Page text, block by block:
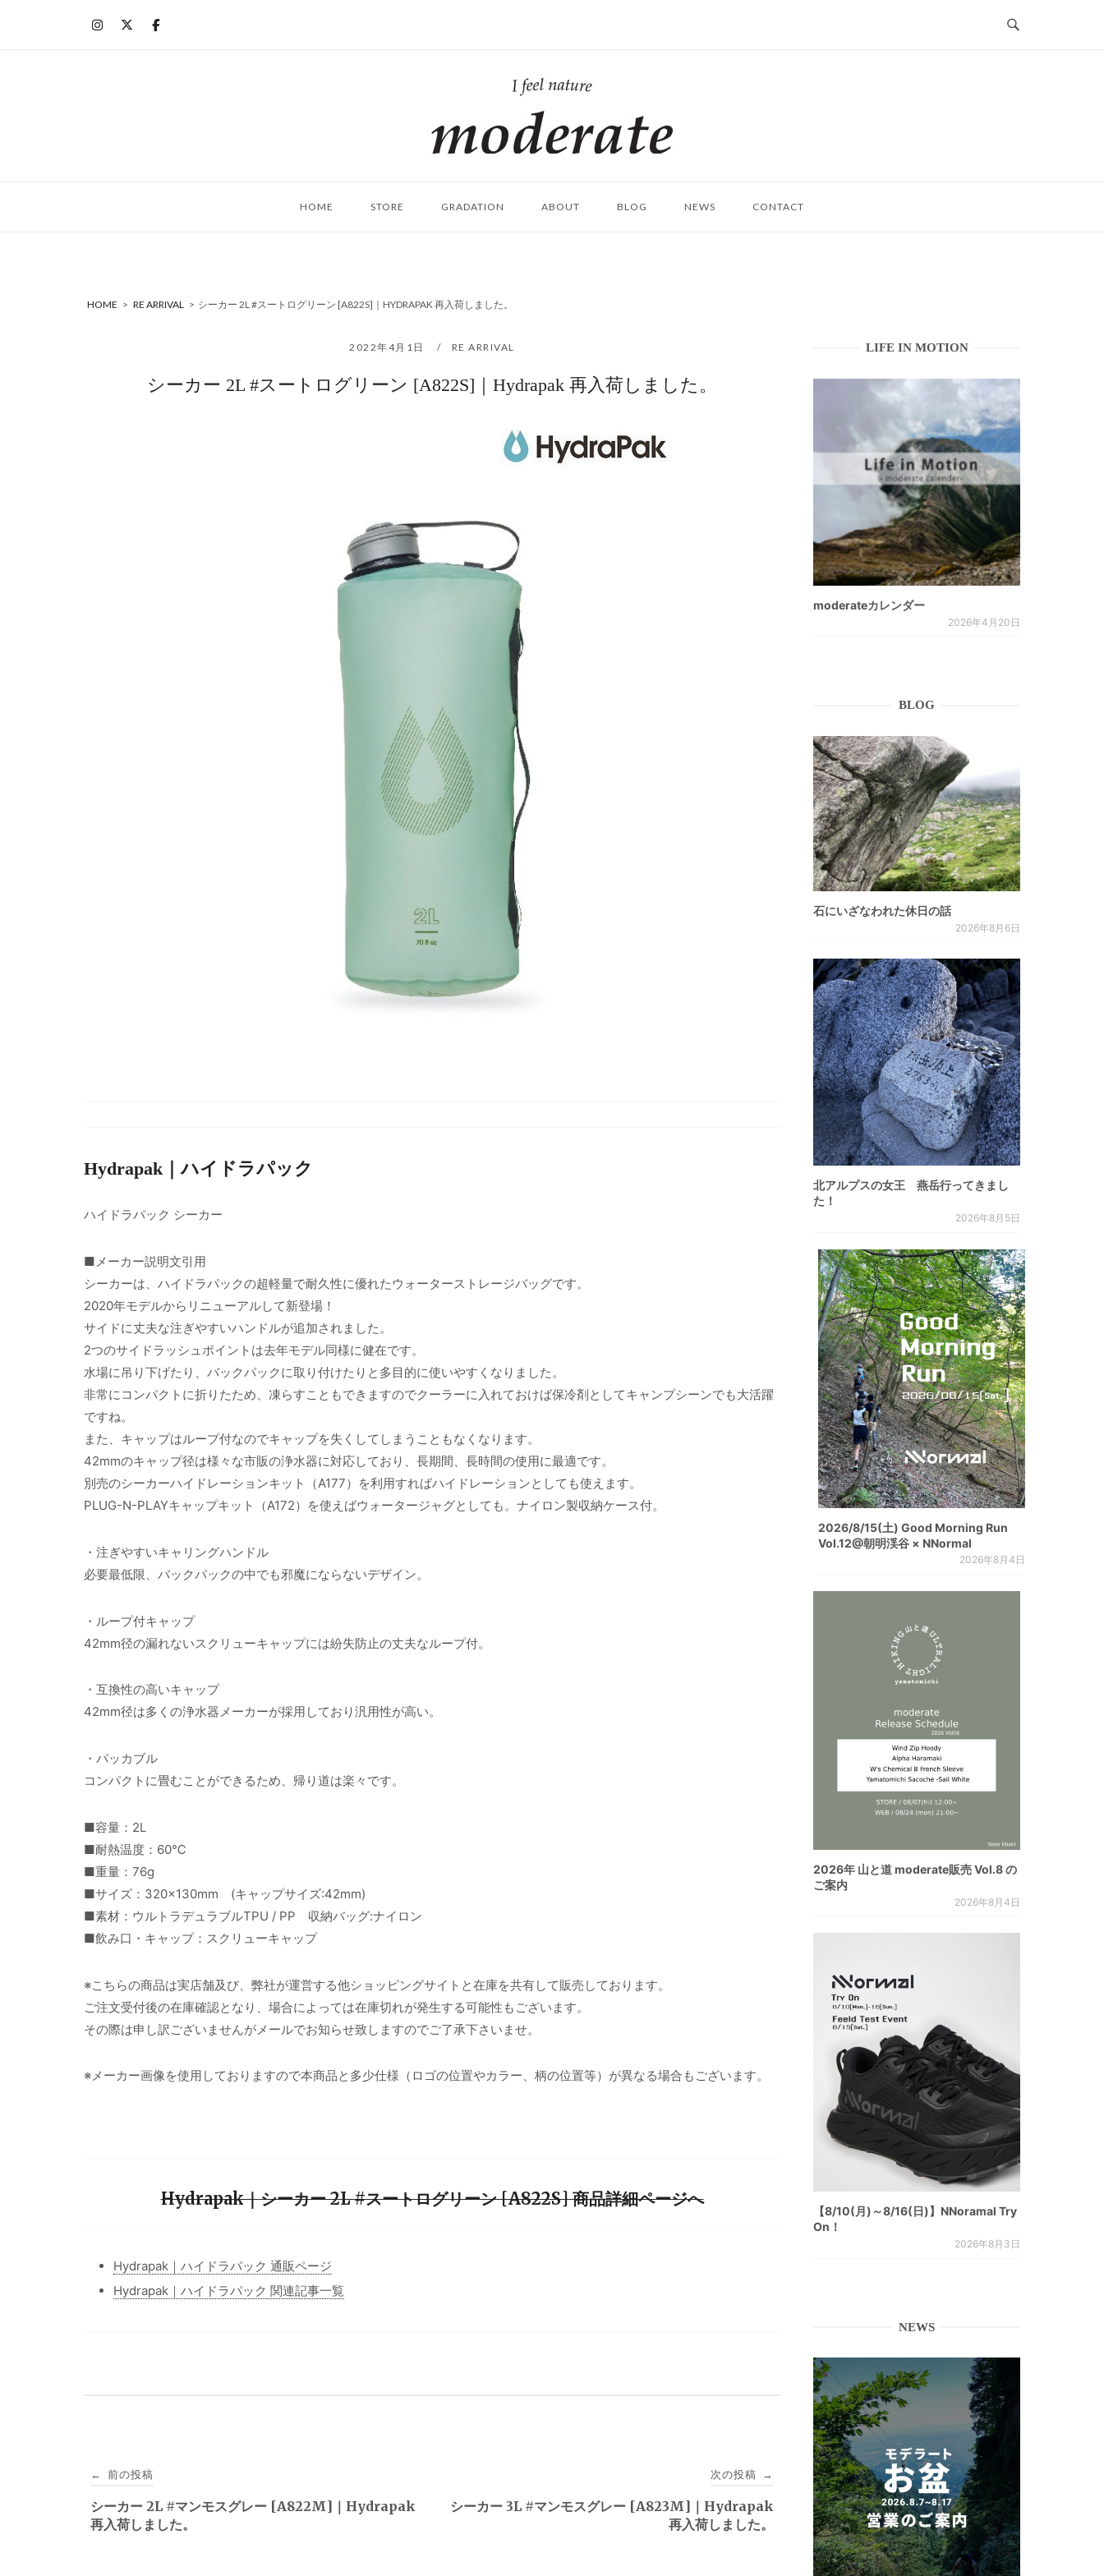
ム
HOME STORE GRADATION ABOUT BLOG NEWS CONTACT
HOME > RE ARRIVAL > シーカー 2L #スートログリーン [A822S]｜HYDRAPAK 再入荷しました。
2022年4月1日 RE ARRIVAL
シーカー 2L #スートログリーン [A822S]｜Hydrapak 再入荷しました。
Hydrapak｜ハイドラパック
ハイドラパック シーカー
■メーカー説明文引用
シーカーは、ハイドラパックの超軽量で耐久性に優れたウォーターストレージバッグです。
2020年モデルからリニューアルして新登場！
サイドに丈夫な注ぎやすいハンドルが追加されました。
2つのサイドラッシュポイントは去年モデル同様に健在です。
水場に吊り下げたり、バックパックに取り付けたりと多目的に使いやすくなりました。
非常にコンパクトに折りたため、凍らすこともできますのでクーラーに入れておけば保冷剤としてキャンプシーンでも大活躍
ですね。
また、キャップはループ付なのでキャップを失くしてしまうこともなくなります。
42mmのキャップ径は様々な市販の浄水器に対応しており、長期間、長時間の使用に最適です。
別売のシーカーハイドレーションキット（A177）を利用すればハイドレーションとしても使えます。
PLUG-N-PLAYキャップキット（A172）を使えばウォータージャグとしても。ナイロン製収納ケース付。
・注ぎやすいキャリングハンドル
必要最低限、バックパックの中でも邪魔にならないデザイン。
・ループ付キャップ
42mm径の漏れないスクリューキャップには紛失防止の丈夫なループ付。
・互換性の高いキャップ
42mm径は多くの浄水器メーカーが採用しており汎用性が高い。
・パッカブル
コンパクトに畳むことができるため、帰り道は楽々です。
■容量：2L
■耐熱温度：60℃
■重量：76g
■サイズ：320×130mm (キャップサイズ:42mm)
■素材：ウルトラデュラブルTPU / PP 収納バッグ:ナイロン
■飲み口・キャップ：スクリューキャップ
※こちらの商品は実店舗及び、弊社が運営する他ショッピングサイトと在庫を共有して販売しております。
ご注文受付後の在庫確認となり、場合によっては在庫切れが発生する可能性もございます。
その際は申し訳ございませんがメールでお知らせ致しますのでご了承下さいませ。
※メーカー画像を使用しておりますので本商品と多少仕様（ロゴの位置やカラー、柄の位置等）が異なる場合もございます。
Hydrapak｜シーカー 2L #スートログリーン [A822S] 商品詳細ページへ
Hydrapak｜ハイドラパック 通販ページ
Hydrapak｜ハイドラパック 関連記事一覧
稿
ナ
← 前の投稿
シーカー 2L #マンモスグレー [A822M]｜Hydrapak
再入荷しました。
次の投稿 →
シーカー 3L #マンモスグレー [A823M]｜Hydrapak
再入荷しました。
LIFE IN MOTION
moderateカレンダー
2026年4月20日
BLOG
石にいざなわれた休日の話
2026年8月6日
北アルプスの女王 燕岳行ってきまし
た！
2026年8月5日
2026/8/15(土) Good Morning Run
Vol.12@朝明渓谷 × NNormal
2026年8月4日
2026年 山と道 moderate販売 Vol.8 の
ご案内
2026年8月4日
【8/10(月)～8/16(日)】NNoramal Try
On！
2026年8月3日
NEWS